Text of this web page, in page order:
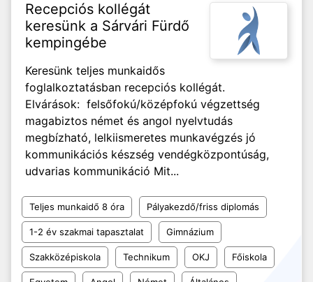
Recepciós kollégát
keresünk a Sárvári Fürdő
kempingébe
Keresünk teljes munkaidős
foglalkoztatásban recepciós kollégát.
Elvárások: felsőfokú/középfokú végzettség
magabiztos német és angol nyelvtudás
megbízható, lelkiismeretes munkavégzés jó
kommunikációs készség vendégközpontúság,
udvarias kommunikáció Mit...
Teljes munkaidő 8 óra Pályakezdő/friss diplomás
1-2 év szakmai tapasztalat Gimnázium
Szakközépiskola Technikum OKJ Főiskola